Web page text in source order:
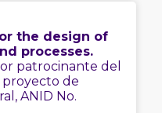
the design of
processes.
patrocinante del
proyecto de
ANID No.